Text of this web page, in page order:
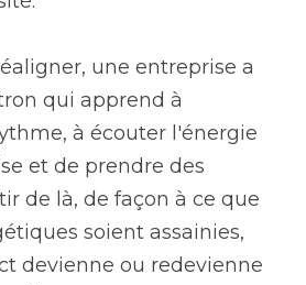
une entreprise a
qui apprend à
à écouter l'énergie
et de prendre des
de là, de façon à ce que
soient assainies,
devienne ou redevienne